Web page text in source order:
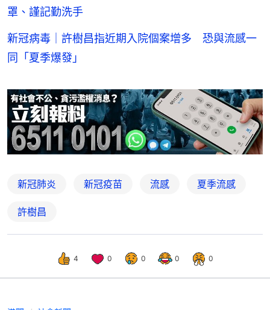
罩、謹記勤洗手
新冠病毒｜許樹昌指近期入院個案增多 恐與流感一
同「夏季爆發」
新冠肺炎 新冠疫苗 流感 夏季流感
許樹昌
4 0 0 0 0